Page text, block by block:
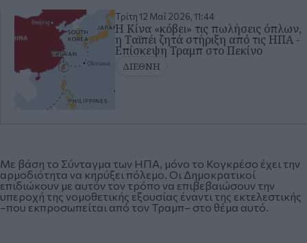
Τρίτη 12 Μαΐ 2026, 11:44
Η Κίνα «κόβει» τις πωλήσεις όπλων,
η Ταϊπέι ζητά στήριξη από τις ΗΠΑ -
Επίσκεψη Τραμπ στο Πεκίνο
ΔΙΕΘΝΗ
Με βάση το Σύνταγμα των ΗΠΑ, μόνο το Κογκρέσο έχει την
αρμοδιότητα να κηρύξει πόλεμο. Οι Δημοκρατικοί
επιδιώκουν με αυτόν τον τρόπο να επιβεβαιώσουν την
υπεροχή της νομοθετικής εξουσίας έναντι της εκτελεστικής
–που εκπροσωπείται από τον Τραμπ– στο θέμα αυτό.